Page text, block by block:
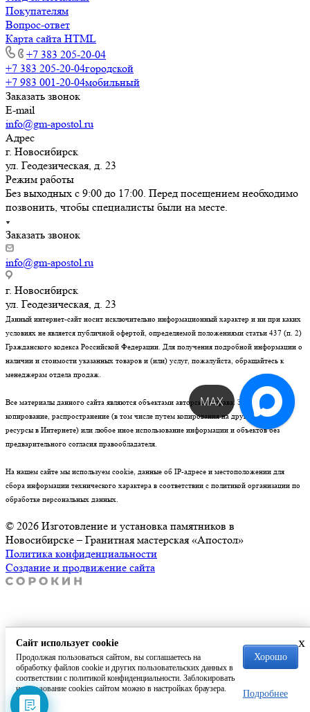
Покупателям
Вопрос-ответ
Карта сайта HTML
+7 383 205-20-04
+7 383 205-20-04городской
+7 983 001-20-04мобильный
Заказать звонок
E-mail
info@gm-apostol.ru
Адрес
г. Новосибирск
ул. Геодезическая, д. 23
Режим работы
Без выходных с 9:00 до 17:00. Перед посещением необходимо
позвонить, чтобы специалисты были на месте.
Заказать звонок
info@gm-apostol.ru
г. Новосибирск
ул. Геодезическая, д. 23
Данный интернет-сайт носит исключительно информационный характер и ни при каких
условиях не является публичной офертой, определяемой положениями статьи 437 (п. 2)
Гражданского кодекса Российской Федерации. Для получения подробной информации о
наличии и стоимости указанных товаров и (или) услуг, пожалуйста, обращайтесь к
менеджерам отдела продаж.
Все материалы данного сайта являются объектами авторского права. Запрещается
копирование, распространение (в том числе путем копирования на другие сайты и
ресурсы в Интернете) или любое иное использование информации и объектов без
предварительного согласия правообладателя.
На нашем сайте мы используем cookie, данные об IP-адресе и местоположении для
сбора информации технического характера в соответствии с политикой организации по
обработке персональных данных.
© 2026 Изготовление и установка памятников в
Новосибирске – Гранитная мастерская «Апостол»
Политика конфиденциальности
Создание и продвижение сайта
Обратный звонок!
MAX
x
Сайт использует cookie
Продолжая пользоваться сайтом, вы соглашаетесь на
обработку файлов cookie и других пользовательских данных в
соответствии с политикой конфиденциальности. Заблокировать
использование cookies сайтом можно в настройках браузера.
Хорошо
Подробнее